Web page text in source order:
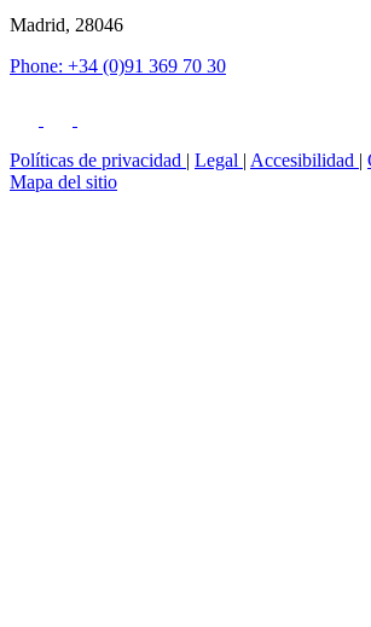
Madrid, 28046
Phone: +34 (0)91 369 70 30
Políticas de privacidad Legal Accesibilidad
Mapa del sitio